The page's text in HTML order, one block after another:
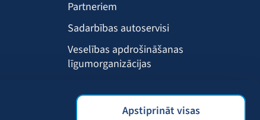
Apstiprināt visas
Partneriem
Sadarbības autoservisi
Veselības apdrošināšanas
līgumorganizācijas
BALTA mobilā lietotne